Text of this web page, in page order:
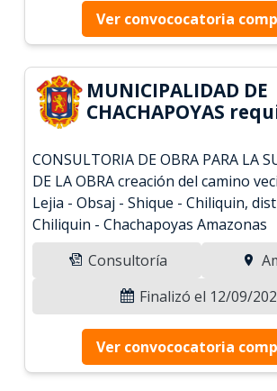
Ver convococatoria
MUNICIPALIDAD DE
CHACHAPOYAS
CONSULTORIA DE OBRA PARA LA
DE LA OBRA creación del camino
Lejia - Obsaj - Shique - Chiliquin,
Chiliquin - Chachapoyas Amazonas
Consultoría
Finalizó el 12/09/
Ver convococatoria